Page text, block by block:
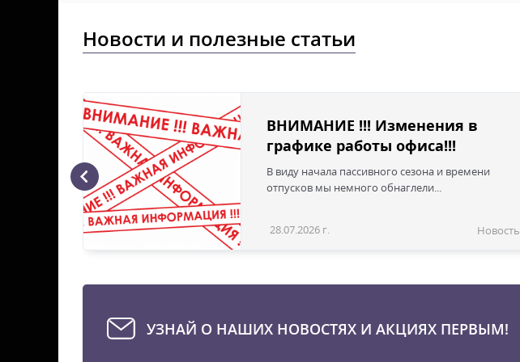
Новости и полезные статьи
ВНИМАНИЕ !!! Изменения в
графике работы офиса!!!
В виду начала пассивного сезона и времени
отпусков мы немного обнаглели...
28.07.2026 г. Новость
УЗНАЙ О НАШИХ НОВОСТЯХ И АКЦИЯХ ПЕРВЫМ!